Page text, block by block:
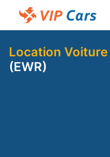
Location Voiture
(EWR)